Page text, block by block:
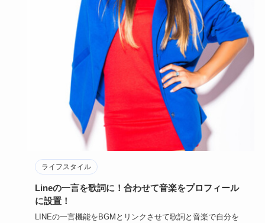
ライフスタイル
Lineの一言を歌詞に！合わせて音楽をプロフィール
に設置！
LINEの一言機能をBGMとリンクさせて歌詞と音楽で自分を